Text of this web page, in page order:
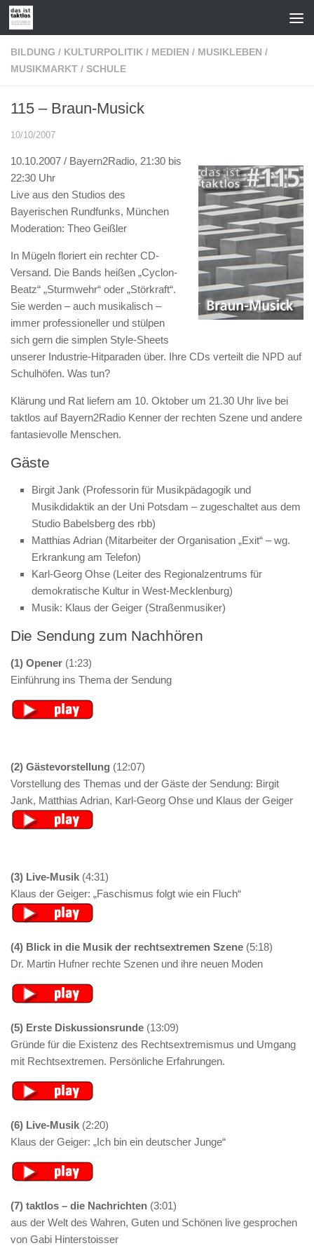
Zum Inhalt springen
BILDUNG / KULTURPOLITIK / MEDIEN / MUSIKLEBEN /
MUSIKMARKT / SCHULE
115 – Braun-Musick
10/10/2007
10.10.2007 / Bayern2Radio, 21:30 bis
22:30 Uhr
Live aus den Studios des
Bayerischen Rundfunks, München
Moderation: Theo Geißler
In Mügeln floriert ein rechter CD-
Versand. Die Bands heißen „Cyclon-
Beatz“ „Sturmwehr“ oder „Störkraft“.
Sie werden – auch musikalisch –
immer professioneller und stülpen
sich gern die simplen Style-Sheets
unserer Industrie-Hitparaden über. Ihre CDs verteilt die NPD auf
Schulhöfen. Was tun?
Klärung und Rat liefern am 10. Oktober um 21.30 Uhr live bei
taktlos auf Bayern2Radio Kenner der rechten Szene und andere
fantasievolle Menschen.
Gäste
Birgit Jank (Professorin für Musikpädagogik und
Musikdidaktik an der Uni Potsdam – zugeschaltet aus dem
Studio Babelsberg des rbb)
Matthias Adrian (Mitarbeiter der Organisation „Exit“ – wg.
Erkrankung am Telefon)
Karl-Georg Ohse (Leiter des Regionalzentrums für
demokratische Kultur in West-Mecklenburg)
Musik: Klaus der Geiger (Straßenmusiker)
Die Sendung zum Nachhören
(1) Opener (1:23)
Einführung ins Thema der Sendung
(2) Gästevorstellung (12:07)
Vorstellung des Themas und der Gäste der Sendung: Birgit
Jank, Matthias Adrian, Karl-Georg Ohse und Klaus der Geiger
(3) Live-Musik (4:31)
Klaus der Geiger: „Faschismus folgt wie ein Fluch“
(4) Blick in die Musik der rechtsextremen Szene (5:18)
Dr. Martin Hufner rechte Szenen und ihre neuen Moden
(5) Erste Diskussionsrunde (13:09)
Gründe für die Existenz des Rechtsextremismus und Umgang
mit Rechtsextremen. Persönliche Erfahrungen.
(6) Live-Musik (2:20)
Klaus der Geiger: „Ich bin ein deutscher Junge“
(7) taktlos – die Nachrichten (3:01)
aus der Welt des Wahren, Guten und Schönen live gesprochen
von Gabi Hinterstoisser